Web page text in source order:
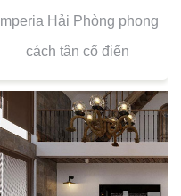
Imperia Hải Phòng phong
cách tân cổ điển